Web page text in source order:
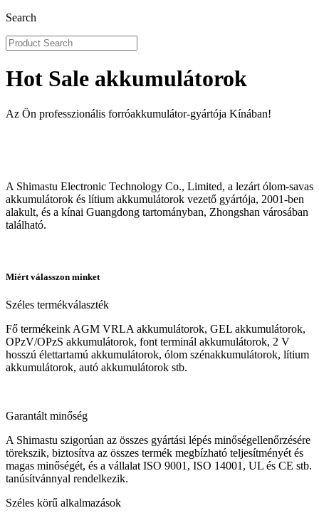
Search
Hot Sale akkumulátorok
Az Ön professzionális forróakkumulátor-gyártója Kínában!
A Shimastu Electronic Technology Co., Limited, a lezárt ólom-savas
akkumulátorok és lítium akkumulátorok vezető gyártója, 2001-ben
alakult, és a kínai Guangdong tartományban, Zhongshan városában
található.
Miért válasszon minket
Széles termékválaszték
Fő termékeink AGM VRLA akkumulátorok, GEL akkumulátorok,
OPzV/OPzS akkumulátorok, font terminál akkumulátorok, 2 V
hosszú élettartamú akkumulátorok, ólom szénakkumulátorok, lítium
akkumulátorok, autó akkumulátorok stb.
Garantált minőség
A Shimastu szigorúan az összes gyártási lépés minőségellenőrzésére
törekszik, biztosítva az összes termék megbízható teljesítményét és
magas minőségét, és a vállalat ISO 9001, ISO 14001, UL és CE stb.
tanúsítvánnyal rendelkezik.
Széles körű alkalmazások